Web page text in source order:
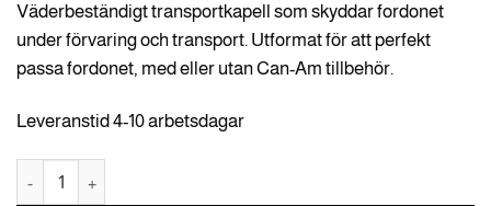
Väderbeständigt transportkapell som skyddar fordonet
under förvaring och transport. Utformat för att perfekt
passa fordonet, med eller utan Can-Am tillbehör.
Leveranstid 4-10 arbetsdagar
Transportkapell -Maverick MAX mängd